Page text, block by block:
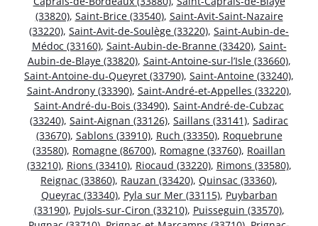
(33820), Saint-Brice (33540), Saint-Avit-Saint-Nazaire
(33220), Saint-Avit-de-Soulège (33220), Saint-Aubin-de-
Médoc (33160), Saint-Aubin-de-Branne (33420), Saint-
Aubin-de-Blaye (33820), Saint-Antoine-sur-l’Isle (33660),
Saint-Antoine-du-Queyret (33790), Saint-Antoine (33240),
Saint-Androny (33390), Saint-André-et-Appelles (33220),
Saint-André-du-Bois (33490), Saint-André-de-Cubzac
(33240), Saint-Aignan (33126), Saillans (33141), Sadirac
(33670), Sablons (33910), Ruch (33350), Roquebrune
(33580), Romagne (86700), Romagne (33760), Roaillan
(33210), Rions (33410), Riocaud (33220), Rimons (33580),
Reignac (33860), Rauzan (33420), Quinsac (33360),
Queyrac (33340), Pyla sur Mer (33115), Puybarban
(33190), Pujols-sur-Ciron (33210), Puisseguin (33570),